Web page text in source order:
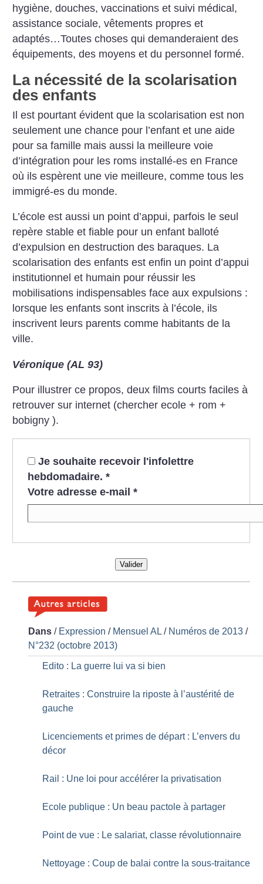
hygiène, douches, vaccinations et suivi médical,
assistance sociale, vêtements propres et
adaptés…Toutes choses qui demanderaient des
équipements, des moyens et du personnel formé.
La nécessité de la scolarisation
des enfants
Il est pourtant évident que la scolarisation est non
seulement une chance pour l’enfant et une aide
pour sa famille mais aussi la meilleure voie
d’intégration pour les roms installé-es en France
où ils espèrent une vie meilleure, comme tous les
immigré-es du monde.
L’école est aussi un point d’appui, parfois le seul
repère stable et fiable pour un enfant balloté
d’expulsion en destruction des baraques. La
scolarisation des enfants est enfin un point d’appui
institutionnel et humain pour réussir les
mobilisations indispensables face aux expulsions :
lorsque les enfants sont inscrits à l’école, ils
inscrivent leurs parents comme habitants de la
ville.
Véronique (AL 93)
Pour illustrer ce propos, deux films courts faciles à
retrouver sur internet (chercher ecole + rom +
bobigny ).
Je souhaite recevoir l'infolettre
hebdomadaire. *
Votre adresse e-mail *
Valider
Dans / Expression / Mensuel AL / Numéros de 2013 /
N°232 (octobre 2013)
Edito : La guerre lui va si bien
Retraites : Construire la riposte à l’austérité de
gauche
Licenciements et primes de départ : L’envers du
décor
Rail : Une loi pour accélérer la privatisation
Ecole publique : Un beau pactole à partager
Point de vue : Le salariat, classe révolutionnaire
Nettoyage : Coup de balai contre la sous-traitance